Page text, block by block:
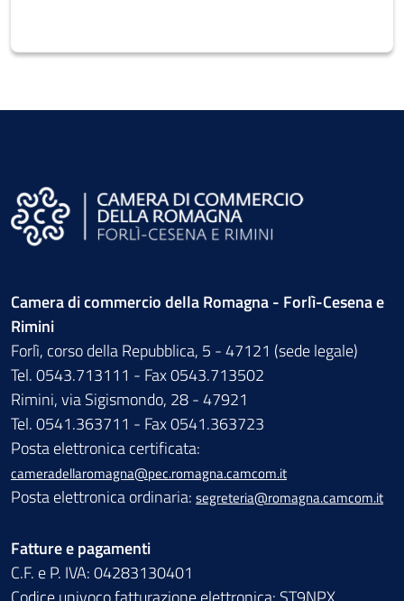
Camera di commercio della Romagna - Forlì-Cesena e
Rimini
Forlì, corso della Repubblica, 5 - 47121 (sede legale)
Tel. 0543.713111 - Fax 0543.713502
Rimini, via Sigismondo, 28 - 47921
Tel. 0541.363711 - Fax 0541.363723
Posta elettronica certificata:
cameradellaromagna@pec.romagna.camcom.it
Posta elettronica ordinaria: segreteria@romagna.camcom.it
Fatture e pagamenti
C.F. e P. IVA: 04283130401